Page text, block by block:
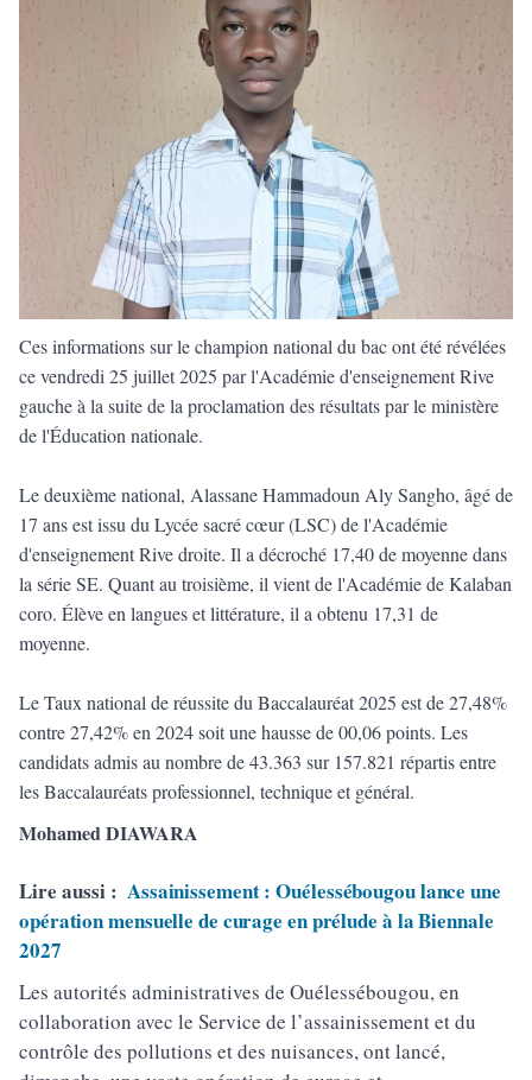
Ces informations sur le champion national du bacont été révélées
ce vendredi 25 juillet 2025 par l'Académie d'enseignement Rive
gauche à la suite de la proclamation des résultats par le ministère
de l'Éducation nationale.
Le deuxième national, Alassane Hammadoun Aly Sangho, âgé de
17 ans est issu du Lycée sacré cœur (LSC) de l'Académie
d'enseignement Rive droite. Il a décroché 17,40 de moyenne dans
la série SE. Quant au troisième, il vient de l'Académie de Kalaban
coro. Élève en langues et littérature, il a obtenu 17,31 de
moyenne.
Le Taux national de réussite du Baccalauréat 2025 est de 27,48%
contre 27,42% en 2024 soit une hausse de 00,06 points. Les
candidats admis au nombre de 43.363 sur 157.821 répartis entre
les Baccalauréats professionnel, technique et général.
Mohamed DIAWARA
Lire aussi : Assainissement : Ouélessébougou lance une
opération mensuelle de curage en prélude à la Biennale
2027
Les autorités administratives de Ouélessébougou, en
collaboration avec le Service de l’assainissement et du
contrôle des pollutions et des nuisances, ont lancé,